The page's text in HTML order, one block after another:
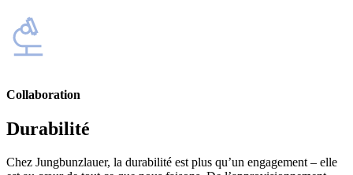
Collaboration
Durabilité
Chez Jungbunzlauer, la durabilité est plus qu’un engagement – elle